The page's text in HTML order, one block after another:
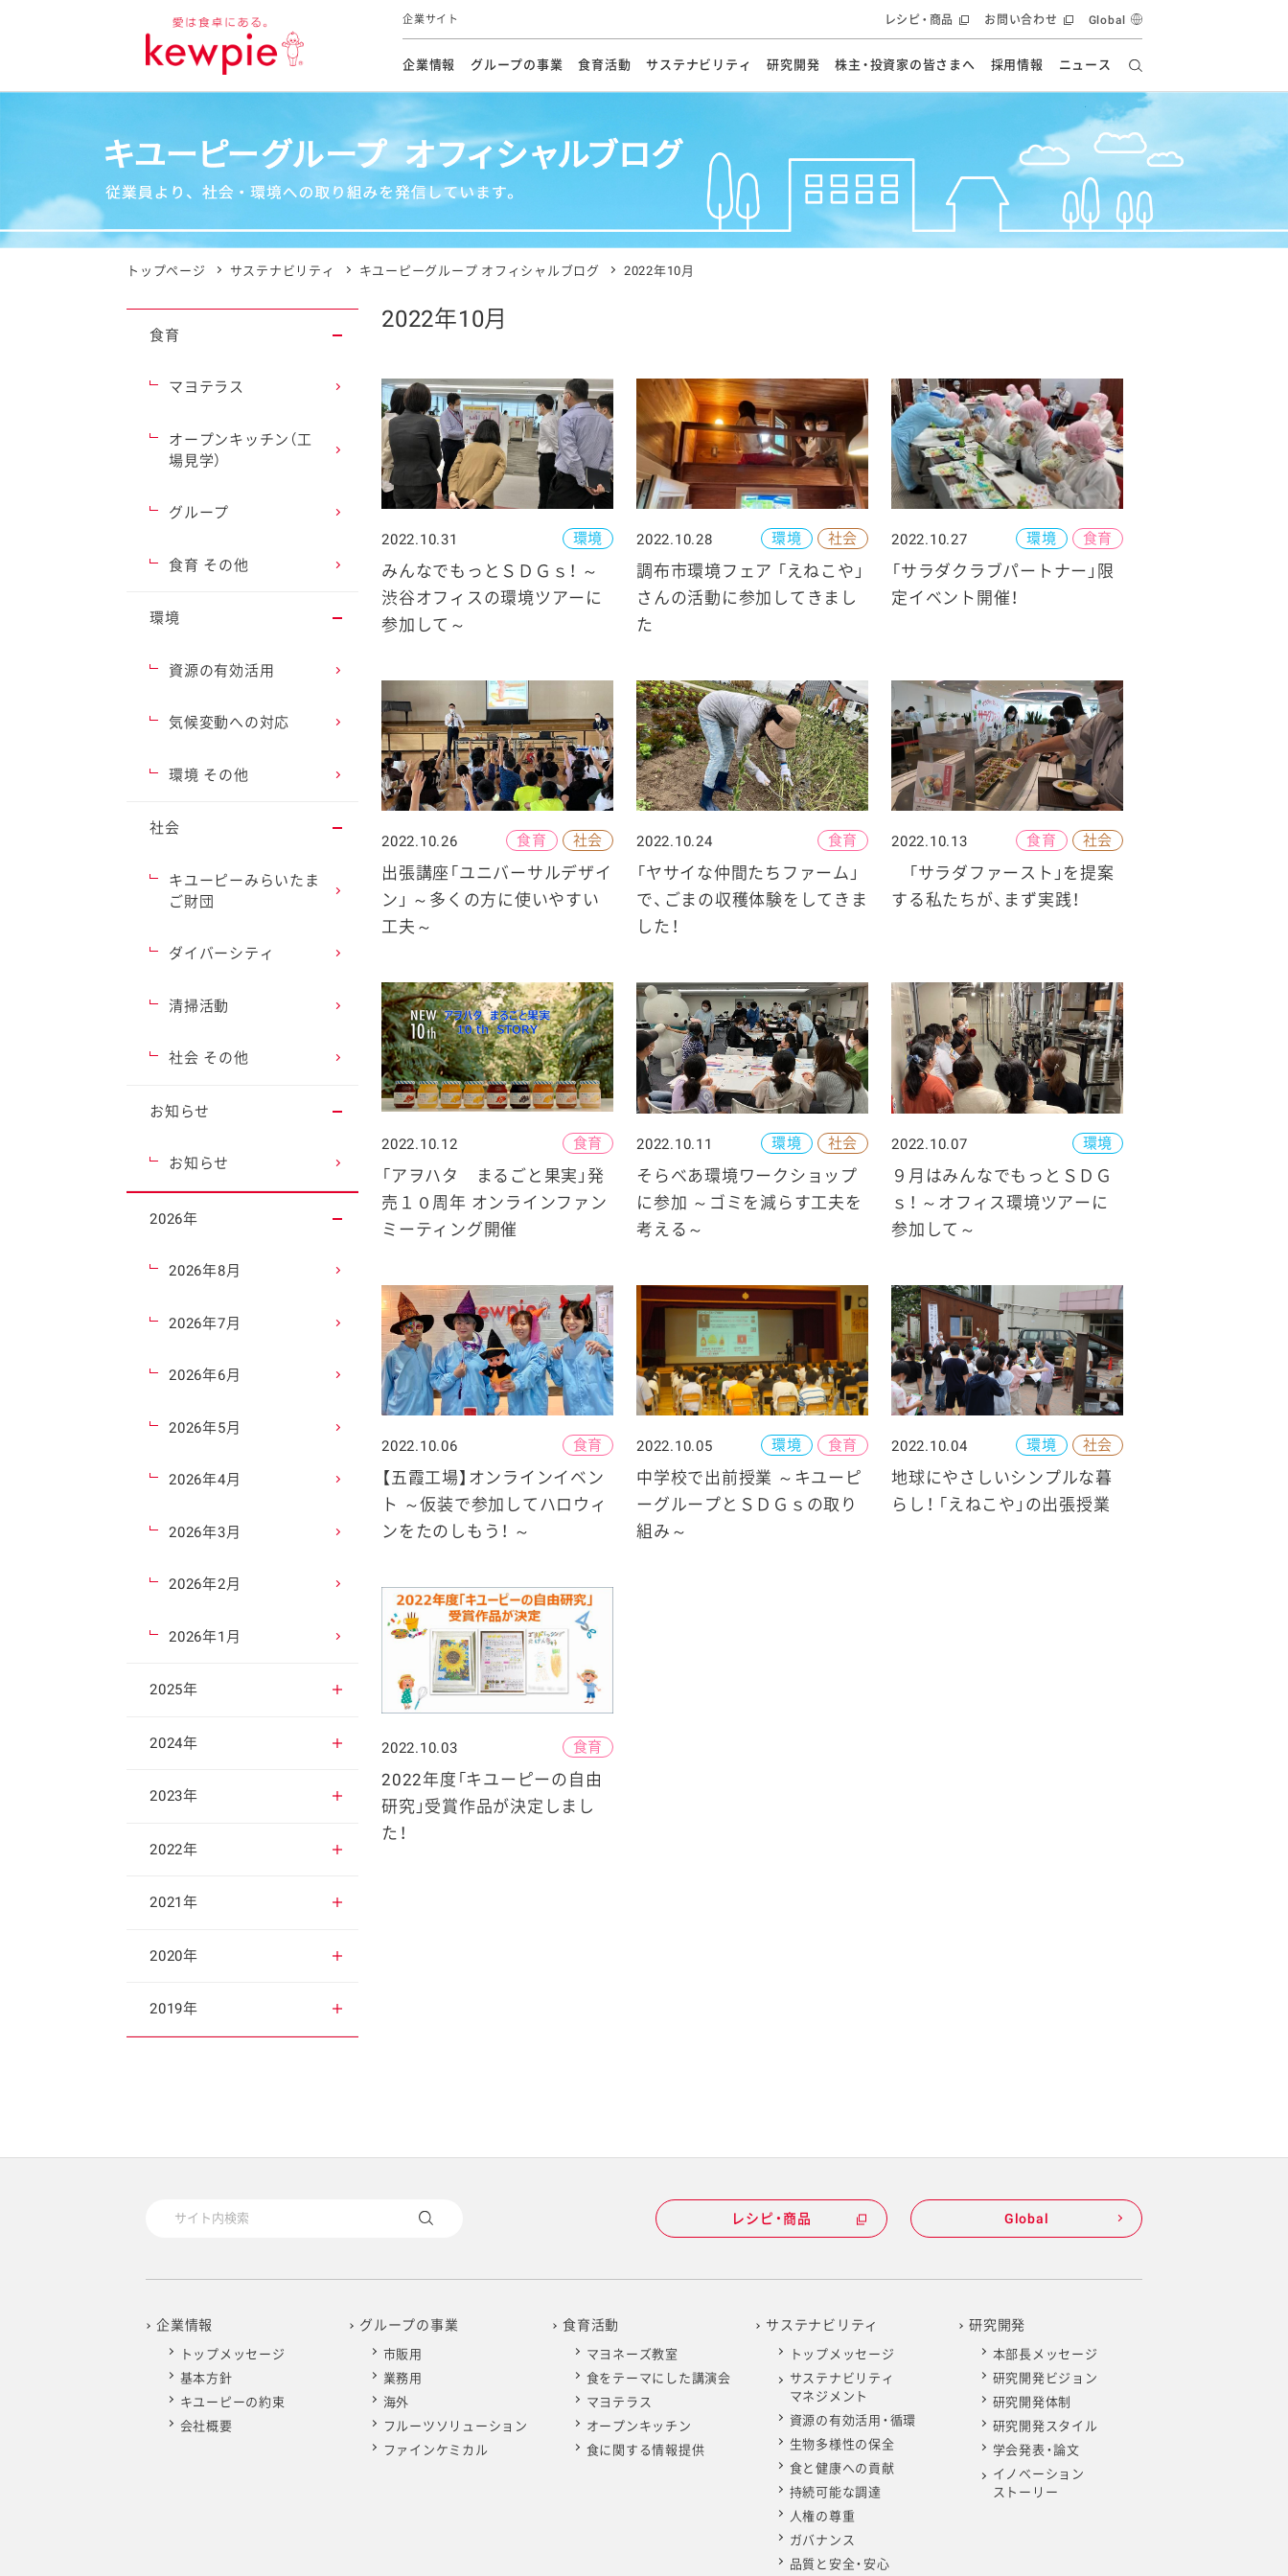
企業サイト
企業情報
トップメッセージ
グループの事業
市販用
ファインケミカル
食育活動
食育活動方針
食をテーマにした講演会 オープンキッチン（工場見学） マヨテラス（見学施設）
海外における食育活動 食に関する情報提供
オフィシャルブログ
サステナビリティ
トップメッセージ
気候変動への対応 生物多様性の保全 食と健康への貢献
持続可能な調達 ガバナンス
各種報告書
イニシアチブ・加盟団体 社会・環境活動の歴史
グループ各社の
統合報告書
研究開発
本部長メッセージ
技術ソリューション 研究開発スタイル 学会発表・論文 イノベーションストーリー
株主・投資家の皆さまへ
個人投資家の皆さまへ
IRライブラリ 株式情報 IRカレンダー
IRよくあるご質問 ディスクロージャーポリシー 電子公告 統合報告書
採用情報 ニュース
レシピ・商品
体験・エンタメ
お客様相談室 業務用商品 病院・施設用商品
お問い合わせ Global
2022年10月
環境
2022.10.31
みんなでもっとＳＤＧｓ！ ～
渋谷オフィスの環境ツアーに
参加して～
環境 社会
2022.10.28
調布市環境フェア 「えねこや」
さんの活動に参加してきまし
た
環境 食育
2022.10.27
「サラダクラブパートナー」限
定イベント開催！
食育 社会
2022.10.26
出張講座「ユニバーサルデザイ
ン」 ～多くの方に使いやすい
工夫～
食育
2022.10.24
「ヤサイな仲間たちファーム」
で、ごまの収穫体験をしてきま
した！
食育 社会
2022.10.13
「サラダファースト」を提案
する私たちが、まず実践！
食育
2022.10.12
「アヲハタ まるごと果実」発
売１０周年 オンラインファン
ミーティング開催
環境 社会
2022.10.11
そらべあ環境ワークショップ
に参加 ～ゴミを減らす工夫を
考える～
環境
2022.10.07
９月はみんなでもっとＳＤＧ
ｓ！ ～オフィス環境ツアーに
参加して～
食育
2022.10.06
【五霞工場】オンラインイベン
ト ～仮装で参加してハロウィ
ンをたのしもう！ ～
環境 食育
2022.10.05
中学校で出前授業 ～キユーピ
ーグループとＳＤＧｓの取り
組み～
環境 社会
2022.10.04
地球にやさしいシンプルな暮
らし！ 「えねこや」の出張授業
食育
2022.10.03
2022年度「キユーピーの自由
研究」受賞作品が決定しまし
た！
食育
マヨテラス
オープンキッチン（工
場見学）
グループ
食育 その他
環境
資源の有効活用
気候変動への対応
環境 その他
社会
キユーピーみらいたま
ご財団
ダイバーシティ
清掃活動
社会 その他
お知らせ
お知らせ
2026年
2026年8月
2026年7月
2026年6月
2026年5月
2026年4月
2026年3月
2026年2月
2026年1月
2025年
2025年12月
2025年11月
2025年10月
2025年9月
2025年8月
2025年7月
2025年4月
2025年3月
2025年1月
2024年
2024年12月
2024年11月
2024年10月
2024年9月
2024年8月
2024年5月
2024年4月
2024年2月
2024年1月
2023年
2023年12月
2023年11月
2023年10月
2023年9月
2023年6月
2023年5月
2023年3月
2023年2月
2023年1月
2022年
2022年12月
2022年11月
2022年10月
2022年7月
2022年6月
2022年4月
2022年3月
2022年2月
2021年
2021年12月
2021年11月
2021年7月
2021年5月
2021年4月
2021年3月
2020年
2020年12月
2020年8月
2020年6月
2020年5月
2020年4月
2019年
2019年9月
2019年7月
2019年6月
2019年5月
トップページ サステナビリティ キユーピーグループ オフィシャルブログ 2022年10月
レシピ・商品 Global
企業情報
トップメッセージ
基本方針
キユーピーの約束
会社概要
グループの事業
市販用
業務用
海外
フルーツソリューション
ファインケミカル
食育活動
マヨネーズ教室
食をテーマにした講演会
マヨテラス
オープンキッチン
食に関する情報提供
サステナビリティ
トップメッセージ
サステナビリティ
マネジメント
資源の有効活用・循環
生物多様性の保全
食と健康への貢献
持続可能な調達
人権の尊重
ガバナンス
品質と安全・安心
研究開発
本部長メッセージ
研究開発ビジョン
研究開発体制
研究開発スタイル
学会発表・論文
イノベーション
ストーリー